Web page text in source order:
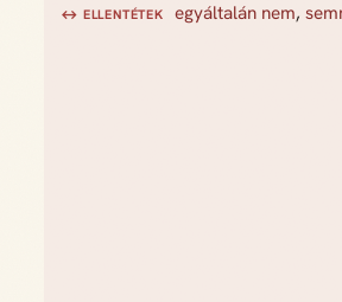
↔ ELLENTÉTEK egyáltalán nem,